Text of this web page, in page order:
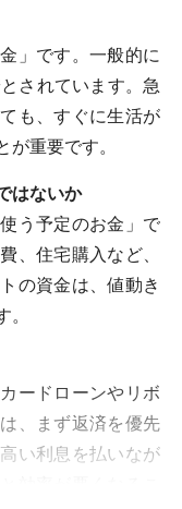
」です。一般的に
されています。急
も、すぐに生活が
重要です。
はないか
う予定のお金」で
、住宅購入など、
の資金は、値動き
ードローンやリボ
、まず返済を優先
い利息を払いなが